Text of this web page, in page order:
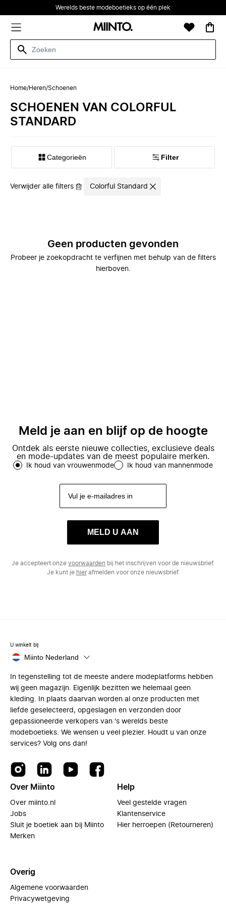
Werelds beste modeboetieks op één plek
Home/Heren/Schoenen
SCHOENEN VAN COLORFUL
STANDARD
Categorieën Filter
Verwijder alle filters Colorful Standard
Geen producten gevonden
Probeer je zoekopdracht te verfijnen met behulp van de filters
hierboven.
Meld je aan en blijf op de hoogte
Ontdek als eerste nieuwe collecties, exclusieve deals
en mode-updates van de meest populaire merken.
Ik houd van vrouwenmode Ik houd van mannenmode
MELD U AAN
Je accepteert onze voorwaarden bij het inschrijven voor de nieuwsbrief.
Je kunt je hierafmelden voor onze nieuwsbrief.
U winkelt bij
Miinto Nederland
In tegenstelling tot de meeste andere modeplatforms hebben
wij geen magazijn. Eigenlijk bezitten we helemaal geen
kleding. In plaats daarvan worden al onze producten met
liefde geselecteerd, opgeslagen en verzonden door
gepassioneerde verkopers van 's werelds beste
modeboetieks. We wensen u veel plezier. Houdt u van onze
services? Volg ons dan!
Over Miinto
Over miinto.nl
Jobs
Sluit je boetiek aan bij Miinto
Merken
Help
Veel gestelde vragen
Klantenservice
Hier herroepen (Retourneren)
Overig
Algemene voorwaarden
Privacywetgeving